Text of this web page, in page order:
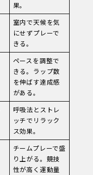
果。
室内で天候を気
にせずプレーで
きる。
ペースを調整で
きる。ラップ数
を伸ばす達成感
がある。
呼吸法とストレ
ッチでリラック
ス効果。
チームプレーで盛
り上がる。競技
性が高く運動量